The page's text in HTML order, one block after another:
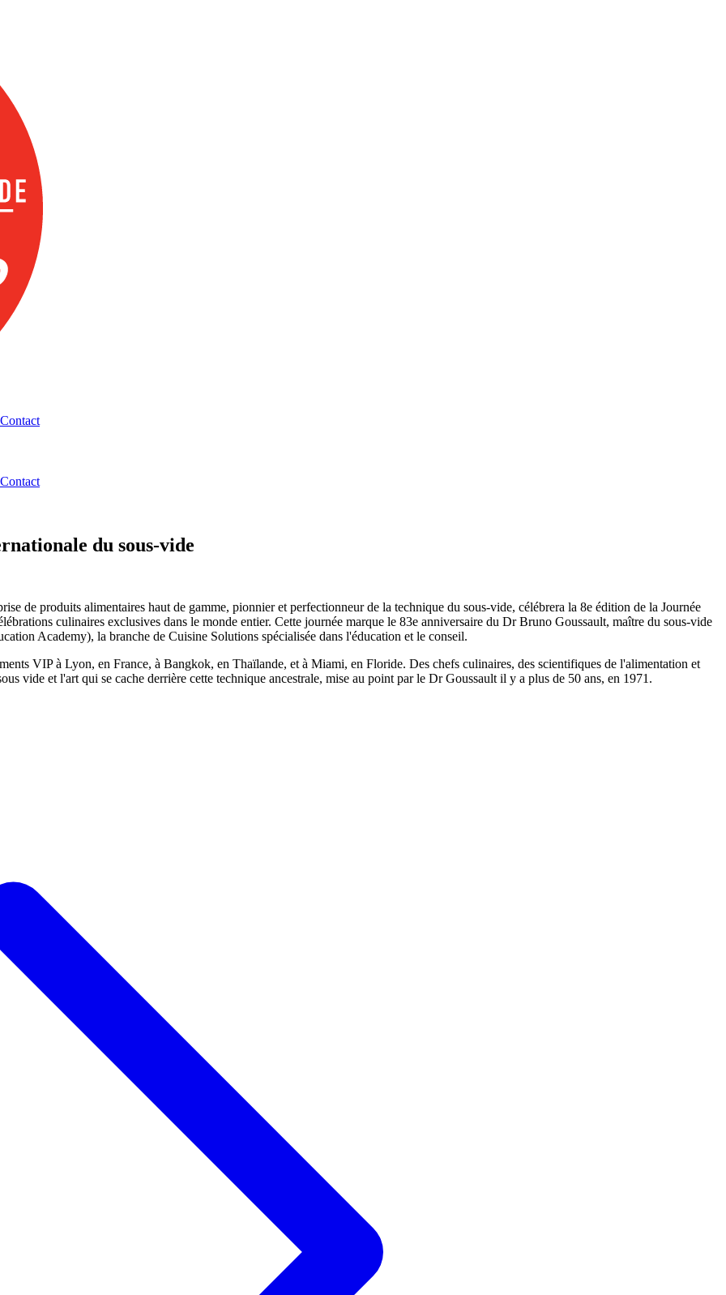
Contact
Contact
du sous-vide
de produits alimentaires haut de gamme, pionnier et perfectionneur de la technique du sous-vide, célébrera la 8e édition de la Journée
culinaires exclusives dans le monde entier. Cette journée marque le 83e anniversaire du Dr Bruno Goussault, maître du sous-vide
Academy), la branche de Cuisine Solutions spécialisée dans l'éducation et le conseil.
VIP à Lyon, en France, à Bangkok, en Thaïlande, et à Miami, en Floride. Des chefs culinaires, des scientifiques de l'alimentation et
vide et l'art qui se cache derrière cette technique ancestrale, mise au point par le Dr Goussault il y a plus de 50 ans, en 1971.